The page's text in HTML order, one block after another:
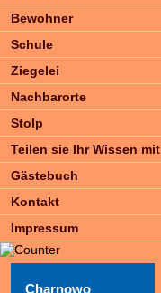
Bewohner
Schule
Ziegelei
Nachbarorte
Stolp
Teilen sie Ihr Wissen mit
Gästebuch
Kontakt
Impressum
Charnowo